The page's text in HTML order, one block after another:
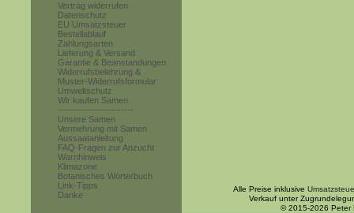
Vertrag widerrufen
Datenschutz
EU Umsatzsteuer
Bestellablauf
Zahlungsarten
Lieferung & Versand
Garantie & Beanstandungen
Widerrufsbelehrung &
Muster-Widerrufsformular
Umweltschutz
Wir kaufen Samen
------------------------
Unsere Samen
Vermehrung mit Samen
Aussaatanleitung
FAQ-Fragen zur Anzucht
Warnhinweis
Klimazone
Botanisches Wörterbuch
Link-Tipps
Danke
Alle Preise inklusive
Verkauf unter
© 2015-2026 Peter